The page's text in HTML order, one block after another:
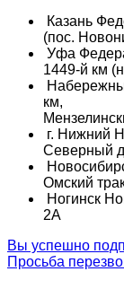
Казань
(пос.
Уфа
1449-й км
км,
г. Нижний
Северный
Омский
Ногинск
2А
Вы успешно
Просьба